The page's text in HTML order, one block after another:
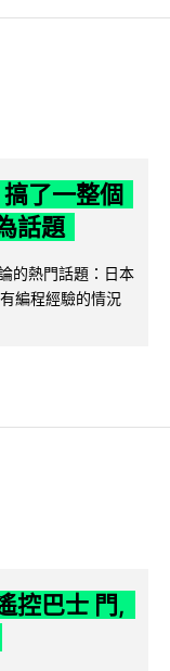
了一整個
話題
的熱門話題：日本
編程經驗的情況
控巴士 門,